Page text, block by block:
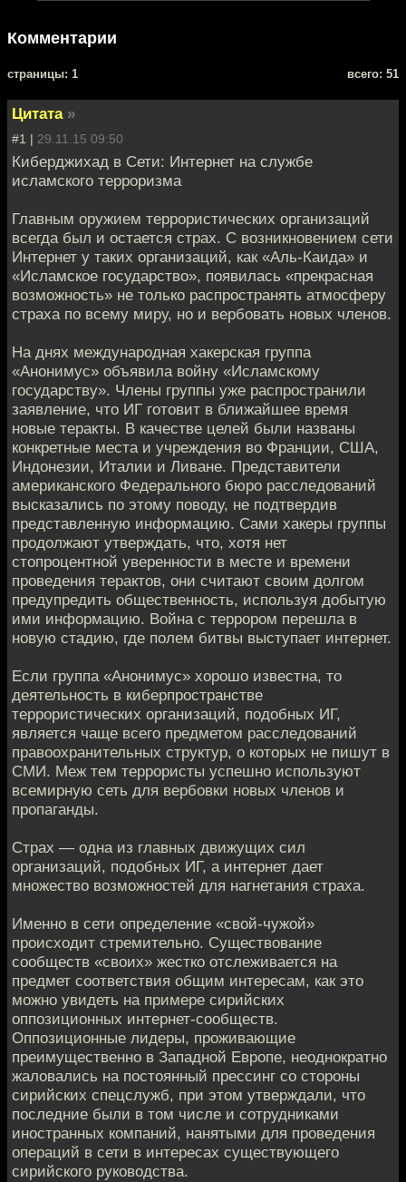
Комментарии
cтраницы: 1 всего: 51
Цитата »
#1 | 29.11.15 09:50
Киберджихад в Сети: Интернет на службе
исламского терроризма
Главным оружием террористических организаций
всегда был и остается страх. С возникновением сети
Интернет у таких организаций, как «Аль-Каида» и
«Исламское государство», появилась «прекрасная
возможность» не только распространять атмосферу
страха по всему миру, но и вербовать новых членов.
На днях международная хакерская группа
«Анонимус» объявила войну «Исламскому
государству». Члены группы уже распространили
заявление, что ИГ готовит в ближайшее время
новые теракты. В качестве целей были названы
конкретные места и учреждения во Франции, США,
Индонезии, Италии и Ливане. Представители
американского Федерального бюро расследований
высказались по этому поводу, не подтвердив
представленную информацию. Сами хакеры группы
продолжают утверждать, что, хотя нет
стопроцентной уверенности в месте и времени
проведения терактов, они считают своим долгом
предупредить общественность, используя добытую
ими информацию. Война с террором перешла в
новую стадию, где полем битвы выступает интернет.
Если группа «Анонимус» хорошо известна, то
деятельность в киберпространстве
террористических организаций, подобных ИГ,
является чаще всего предметом расследований
правоохранительных структур, о которых не пишут в
СМИ. Меж тем террористы успешно используют
всемирную сеть для вербовки новых членов и
пропаганды.
Страх — одна из главных движущих сил
организаций, подобных ИГ, а интернет дает
множество возможностей для нагнетания страха.
Именно в сети определение «свой-чужой»
происходит стремительно. Существование
сообществ «своих» жестко отслеживается на
предмет соответствия общим интересам, как это
можно увидеть на примере сирийских
оппозиционных интернет-сообществ.
Оппозиционные лидеры, проживающие
преимущественно в Западной Европе, неоднократно
жаловались на постоянный прессинг со стороны
сирийских спецслужб, при этом утверждали, что
последние были в том числе и сотрудниками
иностранных компаний, нанятыми для проведения
операций в сети в интересах существующего
сирийского руководства.